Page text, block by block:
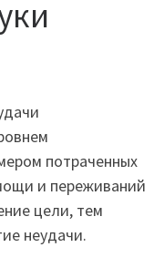
потраченных
и переживаний
цели, тем
неудачи.